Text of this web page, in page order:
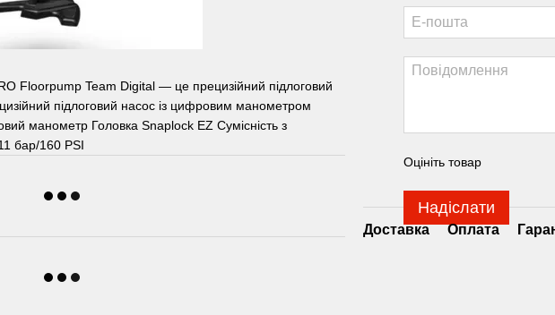
Floorpump Team Digital — це прецизійний підлоговий
підлоговий насос із цифровим манометром
манометр Головка Snaplock EZ Сумісність з
бар/160 PSI
Оцініть товар
Надіслати
Доставка Оплата